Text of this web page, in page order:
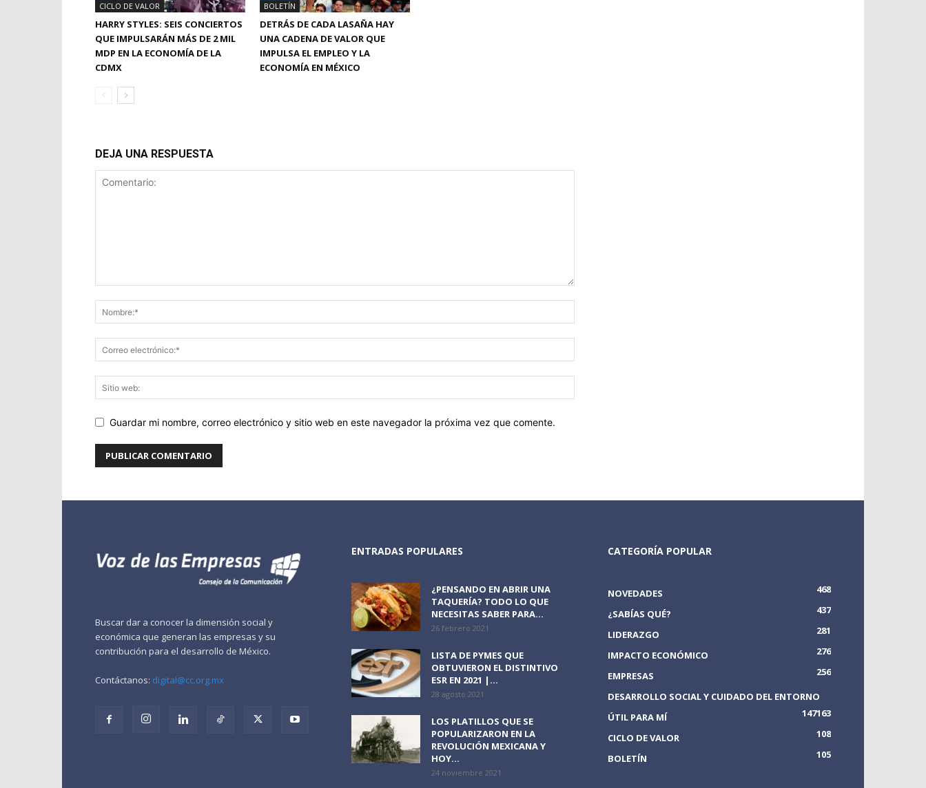
CICLO DE VALOR
HARRY STYLES: SEIS CONCIERTOS
QUE IMPULSARÁN MÁS DE 2 MIL
MDP EN LA ECONOMÍA DE LA
CDMX
BOLETÍN
DETRÁS DE CADA LASAÑA HAY
UNA CADENA DE VALOR QUE
IMPULSA EL EMPLEO Y LA
ECONOMÍA EN MÉXICO
DEJA UNA RESPUESTA
Guardar mi nombre, correo electrónico y sitio web en este navegador la próxima vez que comente.
Buscar dar a conocer la dimensión social y
económica que generan las empresas y su
contribución para el desarrollo de México.
Contáctanos: digital@cc.org.mx
ENTRADAS POPULARES
¿PENSANDO EN ABRIR UNA
TAQUERÍA? TODO LO QUE
NECESITAS SABER PARA...
26 febrero 2021
LISTA DE PYMES QUE
OBTUVIERON EL DISTINTIVO
ESR EN 2021 |...
28 agosto 2021
LOS PLATILLOS QUE SE
POPULARIZARON EN LA
REVOLUCIÓN MEXICANA Y
HOY...
24 noviembre 2021
CATEGORÍA POPULAR
NOVEDADES
468
¿SABÍAS QUÉ?
437
LIDERAZGO
281
IMPACTO ECONÓMICO
276
EMPRESAS
256
DESARROLLO SOCIAL Y CUIDADO DEL ENTORNO
163
ÚTIL PARA MÍ
147
CICLO DE VALOR
108
BOLETÍN
105